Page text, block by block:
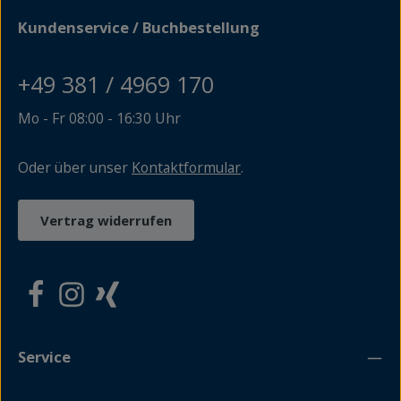
Bekenntnis zum Land: "MV tut gut!"
Kundenservice / Buchbestellung
+49 381 / 4969 170
Mo - Fr 08:00 - 16:30 Uhr
Oder über unser Kontaktformular.
Vertrag widerrufen
Service